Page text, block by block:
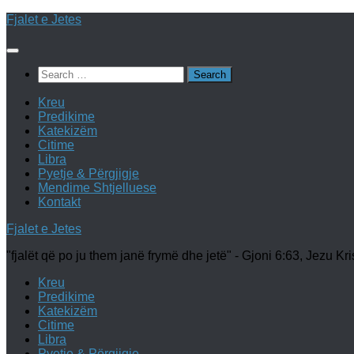
Skip
content
Fjalet e Jetes
Search
for:
Kreu
Predikime
Katekizëm
Citime
Libra
Pyetje & Përgjigje
Mendime Shtjelluese
Kontakt
Fjalet e Jetes
"fjalët që po ju them janë frymë dhe jetë" - Gjoni 6:63, Jezu
Kreu
Predikime
Katekizëm
Citime
Libra